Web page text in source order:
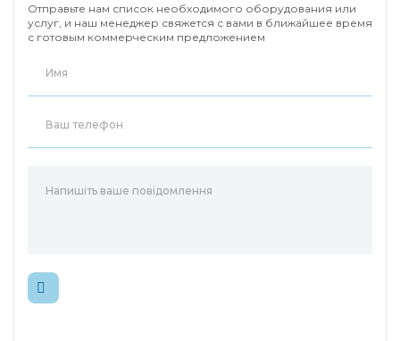
Дополнительно
SwitchOS
Отправьте нам список необходимого оборудования или
услуг, и наш менеджер свяжется с вами в ближайшее время
с готовым коммерческим предложением